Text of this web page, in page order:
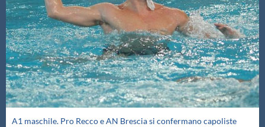
A1 maschile. Pro Recco e AN Brescia si confermano capoliste